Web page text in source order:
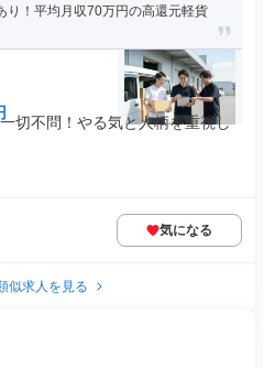
り！平均月収70万円の高還元軽貨
切不問！やる気と人柄を重視し
気になる
似求人を見る